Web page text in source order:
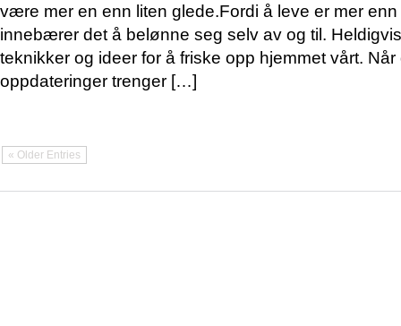
være mer en enn liten glede.Fordi å leve er mer
innebærer det å belønne seg selv av og til.
teknikker og ideer for å friske opp hjemmet vårt.
oppdateringer trenger […]
« Older Entries